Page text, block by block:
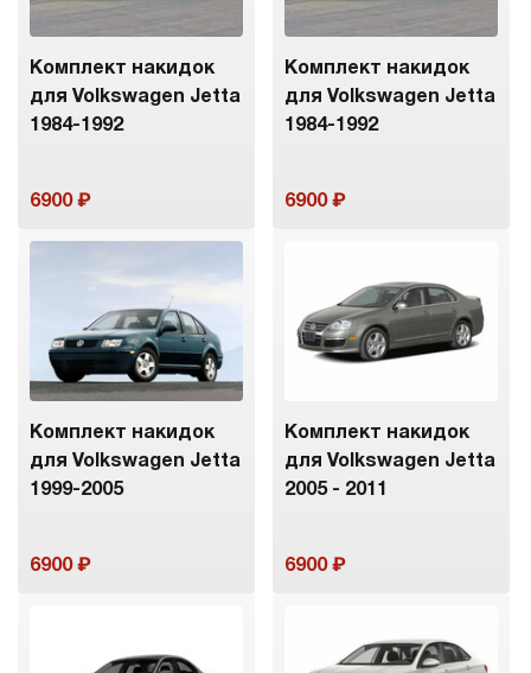
Комплект накидок
для Volkswagen Jetta
1984-1992
6900
Комплект накидок
для Volkswagen Jetta
1984-1992
6900
Комплект накидок
для Volkswagen Jetta
1999-2005
6900
Комплект накидок
для Volkswagen Jetta
2005 - 2011
6900